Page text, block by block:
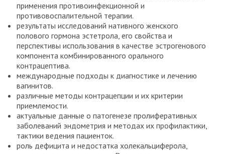
применения противоинфекционной и
противовоспалительной терапии.
результаты исследований нативного женского
полового гормона эстетрола, его свойства и
перспективы использования в качестве эстрогенового
компонента комбинированного орального
контрацептива.
международные подходы к диагностике и лечению
вагинитов.
различные методы контрацепции и их критерии
приемлемости.
актуальные данные о патогенезе пролиферативных
заболеваний эндометрия и методах их профилактики,
тактики ведения пациенток.
роль дефицита и недостатка холекальциферола,